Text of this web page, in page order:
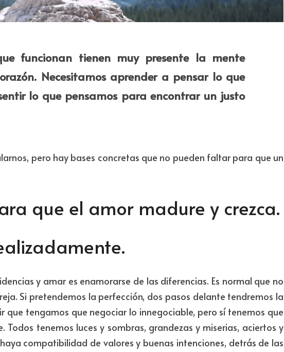
funcionan tienen muy presente la mente
Necesitamos aprender a pensar lo que
lo que pensamos para encontrar un justo
pero hay bases concretas que no pueden faltar para que un
que el amor madure y crezca.
y amar es enamorarse de las diferencias. Es normal que no
Si pretendemos la perfección, dos pasos delante tendremos la
que tengamos que negociar lo innegociable, pero sí tenemos que
tenemos luces y sombras, grandezas y miserias, aciertos y
compatibilidad de valores y buenas intenciones, detrás de las